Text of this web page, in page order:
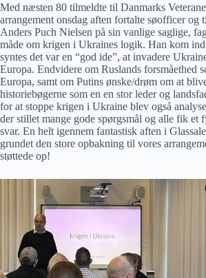
Med næsten 80 tilmeldte til Danmarks
arrangement onsdag aften fortalte søofficer og
Anders Puch Nielsen på sin vanlige saglige,
måde om krigen i Ukraines logik. Han kom
syntes det var en “god ide”, at invadere
Europa. Endvidere om Ruslands forsmåethed
Europa, samt om Putins ønske/drøm om at
historiebøgerne som en en stor leder og
for at stoppe krigen i Ukraine blev også
der stillet mange gode spørgsmål og alle fik et
svar. En helt igennem fantastisk aften i
grundet den store opbakning til vores
støttede op!